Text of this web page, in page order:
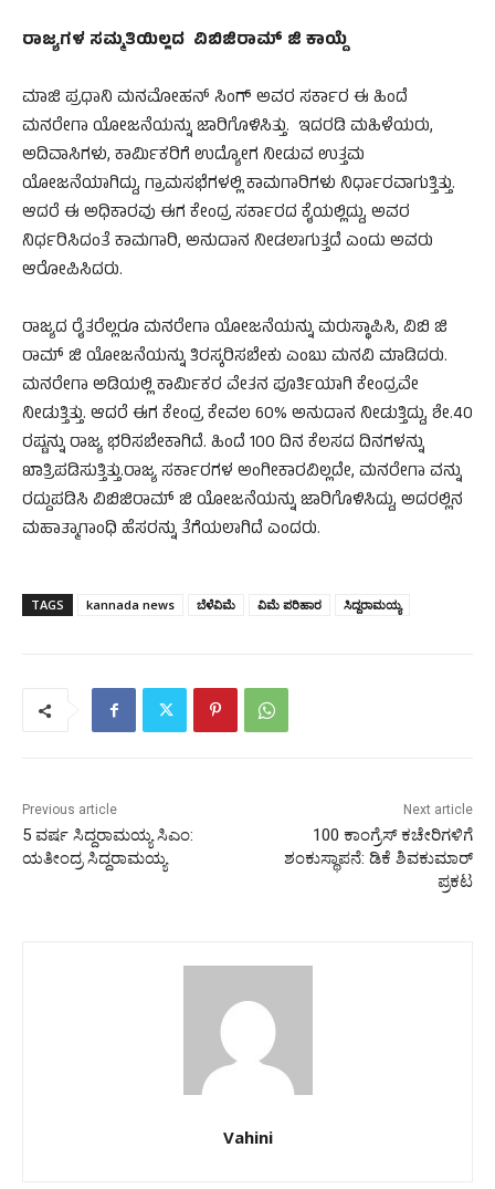
ರಾಜ್ಯಗಳ ಸಮ್ಮತಿಯಿಲ್ಲದ ವಿಬಿಜಿರಾಮ್ ಜಿ ಕಾಯ್ದೆ
ಮಾಜಿ ಪ್ರಧಾನಿ ಮನಮೋಹನ್ ಸಿಂಗ್ ಅವರ ಸರ್ಕಾರ ಈ ಹಿಂದೆ
ಮನರೇಗಾ ಯೋಜನೆಯನ್ನು ಜಾರಿಗೊಳಿಸಿತ್ತು. ಇದರಡಿ ಮಹಿಳೆಯರು,
ಅದಿವಾಸಿಗಳು, ಕಾರ್ಮಿಕರಿಗೆ ಉದ್ಯೋಗ ನೀಡುವ ಉತ್ತಮ
ಯೋಜನೆಯಾಗಿದ್ದು, ಗ್ರಾಮಸಭೆಗಳಲ್ಲಿ ಕಾಮಗಾರಿಗಳು ನಿರ್ಧಾರವಾಗುತ್ತಿತ್ತು.
ಆದರೆ ಈ ಅಧಿಕಾರವು ಈಗ ಕೇಂದ್ರ ಸರ್ಕಾರದ ಕೈಯಲ್ಲಿದ್ದು, ಅವರ
ನಿರ್ಧರಿಸಿದಂತೆ ಕಾಮಗಾರಿ, ಅನುದಾನ ನೀಡಲಾಗುತ್ತದೆ ಎಂದು ಅವರು
ಆರೋಪಿಸಿದರು.
ರಾಜ್ಯದ ರೈತರೆಲ್ಲರೂ ಮನರೇಗಾ ಯೋಜನೆಯನ್ನು ಮರುಸ್ಥಾಪಿಸಿ, ವಿಬಿ ಜಿ
ರಾಮ್ ಜಿ ಯೋಜನೆಯನ್ನು ತಿರಸ್ಕರಿಸಬೇಕು ಎಂಬು ಮನವಿ ಮಾಡಿದರು.
ಮನರೇಗಾ ಅಡಿಯಲ್ಲಿ ಕಾರ್ಮಿಕರ ವೇತನ ಪೂರ್ತಿಯಾಗಿ ಕೇಂದ್ರವೇ
ನೀಡುತ್ತಿತ್ತು. ಆದರೆ ಈಗ ಕೇಂದ್ರ ಕೇವಲ 60% ಅನುದಾನ ನೀಡುತ್ತಿದ್ದು, ಶೇ.40
ರಷ್ಟನ್ನು ರಾಜ್ಯ ಭರಿಸಬೇಕಾಗಿದೆ. ಹಿಂದೆ 100 ದಿನ ಕೆಲಸದ ದಿನಗಳನ್ನು
ಖಾತ್ರಿಪಡಿಸುತ್ತಿತ್ತು.ರಾಜ್ಯ ಸರ್ಕಾರಗಳ ಅಂಗೀಕಾರವಿಲ್ಲದೇ, ಮನರೇಗಾ ವನ್ನು
ರದ್ದುಪಡಿಸಿ ವಿಬಿಜಿರಾಮ್ ಜಿ ಯೋಜನೆಯನ್ನು ಜಾರಿಗೊಳಿಸಿದ್ದು, ಅದರಲ್ಲಿನ
ಮಹಾತ್ಮಾಗಾಂಧಿ ಹೆಸರನ್ನು ತೆಗೆಯಲಾಗಿದೆ ಎಂದರು.
TAGS kannada news ಬೆಳೆವಿಮೆ ವಿಮೆ ಪರಿಹಾರ ಸಿದ್ದರಾಮಯ್ಯ
Previous article
5 ವರ್ಷ ಸಿದ್ದರಾಮಯ್ಯ ಸಿಎಂ:
ಯತೀಂದ್ರ ಸಿದ್ದರಾಮಯ್ಯ
Next article
100 ಕಾಂಗ್ರೆಸ್ ಕಚೇರಿಗಳಿಗೆ
ಶಂಕುಸ್ಥಾಪನೆ: ಡಿಕೆ ಶಿವಕುಮಾರ್
ಪ್ರಕಟ
Vahini